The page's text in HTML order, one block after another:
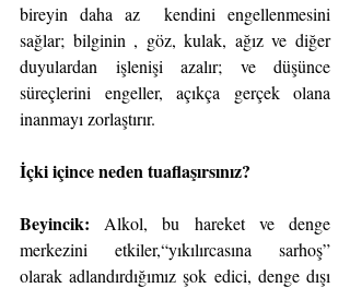
bireyin daha az  kendini engellenmesini
sağlar; bilginin , göz, kulak, ağız ve diğer
duyulardan işlenişi azalır; ve düşünce
süreçlerini engeller, açıkça gerçek olana
inanmayı zorlaştırır.
İçki içince neden tuaflaşırsınız?
Beyincik: Alkol, bu hareket ve denge
merkezini etkiler,“yıkılırcasına sarhoş”
olarak adlandırdığımız şok edici, denge dışı